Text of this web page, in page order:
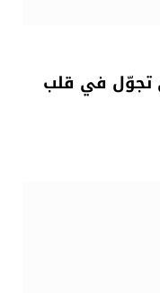
تجوّل في قلب